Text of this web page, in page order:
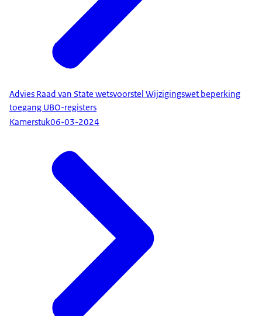
Advies Raad van State wetsvoorstel Wijzigingswet beperking
toegang UBO-registers
Kamerstuk06-03-2024